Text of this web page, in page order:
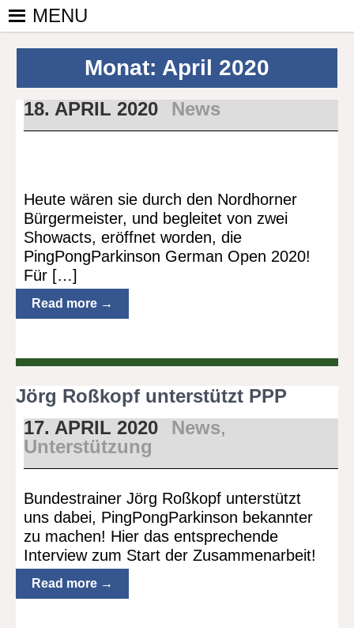
Skip
content
PINGPONGPARKINSON
DEUTSCHLAND E. V.
ist der
bundesweite
Zusammenschluss
kooperierenden
Vereinen und
Mittel Tischtennis
– überwiegend
ehrenamtlich um
Personen mit
Parkinson und
deren Angehörige
kümmert.
MENU
Monat: April 2020
18. APRIL 2020 News
Heute wären sie durch den Nordhorner
Bürgermeister, und begleitet von zwei
Showacts, eröffnet worden, die
PingPongParkinson German Open 2020!
Für […]
Read more →
Jörg Roßkopf unterstützt PPP
17. APRIL 2020
News,
Unterstützung
Bundestrainer Jörg Roßkopf unterstützt
uns dabei, PingPongParkinson bekannter
zu machen! Hier das entsprechende
Interview zum Start der Zusammenarbeit!
Read more →